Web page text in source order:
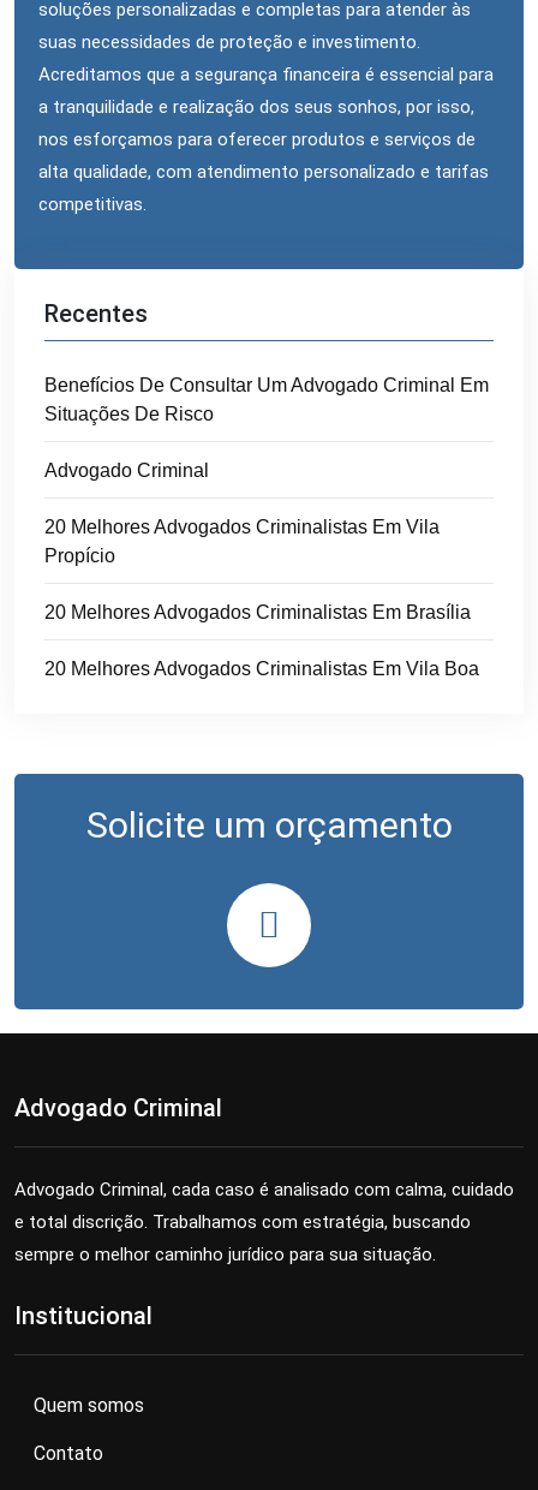
soluções personalizadas e completas para atender às
suas necessidades de proteção e investimento.
Acreditamos que a segurança financeira é essencial para
a tranquilidade e realização dos seus sonhos, por isso,
nos esforçamos para oferecer produtos e serviços de
alta qualidade, com atendimento personalizado e tarifas
competitivas.
Recentes
Benefícios De Consultar Um Advogado Criminal Em
Situações De Risco
Advogado Criminal
20 Melhores Advogados Criminalistas Em Vila
Propício
20 Melhores Advogados Criminalistas Em Brasília
20 Melhores Advogados Criminalistas Em Vila Boa
Solicite um orçamento
Advogado Criminal
Advogado Criminal, cada caso é analisado com calma, cuidado
e total discrição. Trabalhamos com estratégia, buscando
sempre o melhor caminho jurídico para sua situação.
Institucional
Quem somos
Contato